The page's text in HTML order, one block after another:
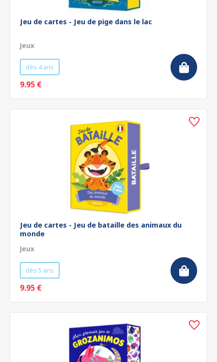
Jeu de cartes - Jeu de pige dans le lac
Jeux
dès 4 ans
9.95 €
Jeu de cartes - Jeu de bataille des animaux du
monde
Jeux
dès 5 ans
9.95 €